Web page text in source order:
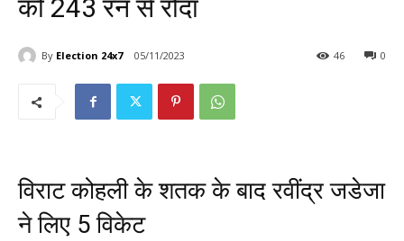
को 243 रन से रौंदा
By Election 24x7 05/11/2023 0
46
विराट कोहली के शतक के बाद रवींद्र जडेजा
ने लिए 5 विकेट